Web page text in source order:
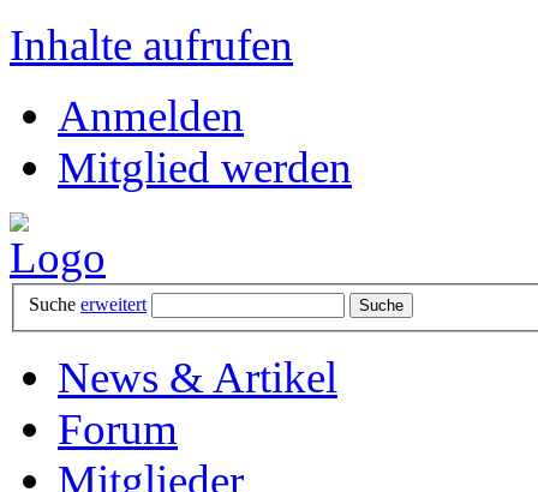
Inhalte aufrufen
Anmelden
Mitglied werden
Suche erweitert
News & Artikel
Forum
Mitglieder